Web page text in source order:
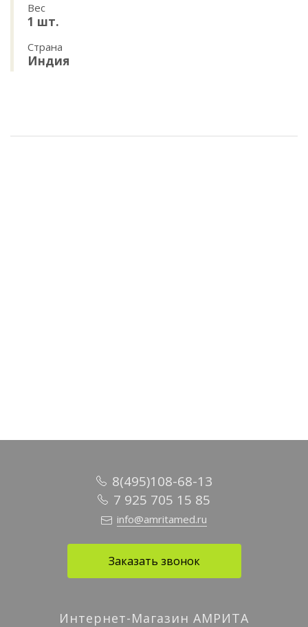
Вес
1 шт.
Страна
Индия
8(495)108-68-13
7 925 705 15 85
info@amritamed.ru
Заказать звонок
Интернет-Магазин АМРИТА